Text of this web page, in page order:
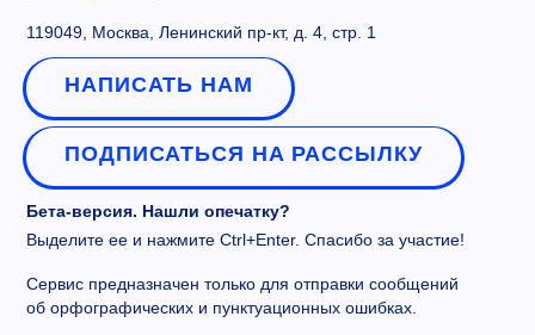
119049, Москва, Ленинский пр-кт, д. 4, стр. 1
НАПИСАТЬ НАМ
ПОДПИСАТЬСЯ НА РАССЫЛКУ
Бета-версия. Нашли опечатку?
Выделите ее и нажмите Ctrl+Enter. Спасибо за участие!
Сервис предназначен только для отправки сообщений
об орфографических и пунктуационных ошибках.